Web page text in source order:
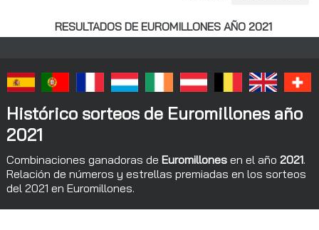
RESULTADOS DE EUROMILLONES AÑO 2021
Histórico sorteos de Euromillones año
2021
Combinaciones ganadoras de Euromillonesen el año 2021.
Relación de números y estrellas premiadas en los sorteos
del 2021 en Euromillones.